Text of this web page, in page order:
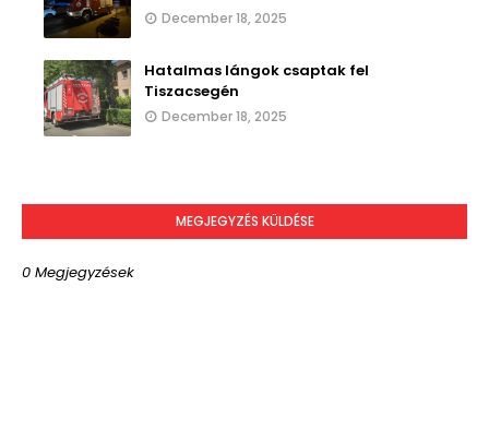
December 18, 2025
Hatalmas lángok csaptak fel
Tiszacsegén
December 18, 2025
MEGJEGYZÉS KÜLDÉSE
0 Megjegyzések